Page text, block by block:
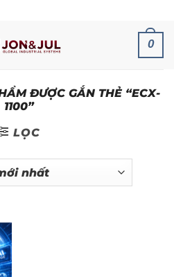
0
ĐƯỢC GẮN THẺ “ECX-
1100”
LỌC